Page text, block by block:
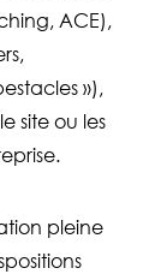
ACE),
»),
site ou les
pleine